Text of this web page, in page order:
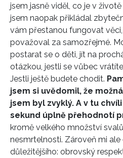
jsem jasně viděl, co je v
jsem naopak přikládal
vám přestanou fungovat
považoval za samozřejmé.
postarat se o děti, jít na
otázkou, jestli se vůbec
Jestli ještě budete chodit.
jsem si uvědomil, že
jsem byl zvyklý. A v tu
sekund úplně přehodnotí
kromě velkého množství
nesmrtelnosti. Zároveň mi
důležitějšího: obrovský